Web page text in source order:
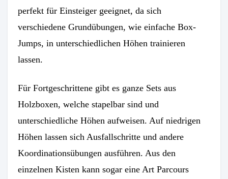
perfekt für Einsteiger geeignet, da sich
verschiedene Grundübungen, wie einfache Box-
Jumps, in unterschiedlichen Höhen trainieren
lassen.
Für Fortgeschrittene gibt es ganze Sets aus
Holzboxen, welche stapelbar sind und
unterschiedliche Höhen aufweisen. Auf niedrigen
Höhen lassen sich Ausfallschritte und andere
Koordinationsübungen ausführen. Aus den
einzelnen Kisten kann sogar eine Art Parcours